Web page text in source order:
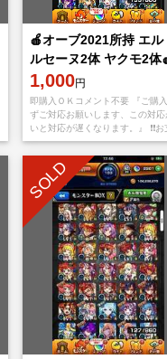
🍎オーブ2021所持 エル
ルセーヌ2体 ヤクモ2体
1,000円
即購入ＯＫコメント不要 『ご購
ずご対応お願いします、この対応
いと対応が遅くなります。』 ❗️❗️お
い後、アプリをappStoreもしくは
Googleplayから【捨てメアド
SOLD